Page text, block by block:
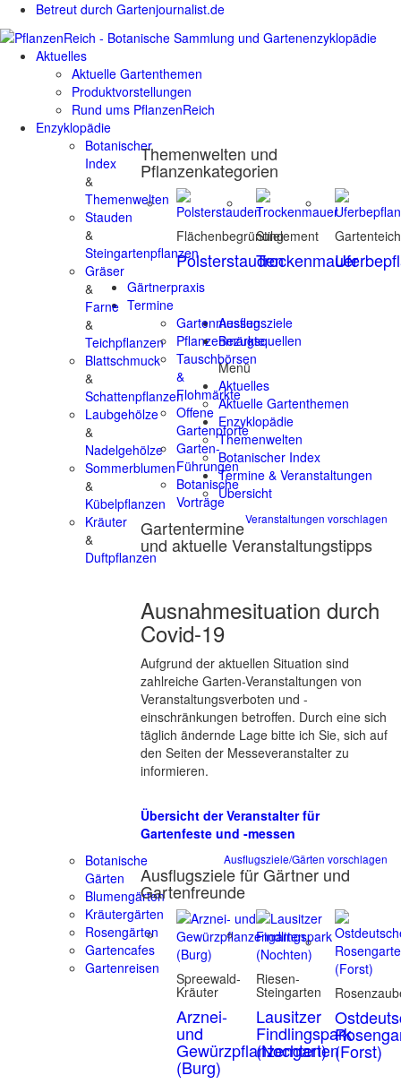
Betreut durch Gartenjournalist.de
Aktuelles
Aktuelle Gartenthemen
Produktvorstellungen
Rund ums PflanzenReich
Enzyklopädie
Botanischer
Index
&
Themenwelten
Stauden
&
Steingartenpflanzen
Gräser
&
Farne
&
Teichpflanzen
Blattschmuck
&
Schattenpflanzen
Laubgehölze
&
Nadelgehölze
Sommerblumen
&
Kübelpflanzen
Kräuter
&
Duftpflanzen
Themenwelten und
Pflanzenkategorien
Flächenbegrünung
Polsterstauden
Stilelement
Trockenmauer
Gartenteich
Gärtnerpraxis
Termine
Gartenmessen
Pflanzenmärkte
Tauschbörsen
&
Flohmärkte
Offene
Gartenpforte
Garten-
Führungen
Botanische
Vorträge
Veranstaltungen vorschlagen
Gartentermine
und aktuelle Veranstaltungstipps
Ausnahmesituation durch
Covid-19
Aufgrund der aktuellen Situation sind
zahlreiche Garten-Veranstaltungen von
Veranstaltungsverboten und -
einschränkungen betroffen. Durch eine sich
täglich ändernde Lage bitte ich Sie, sich auf
den Seiten der Messeveranstalter zu
informieren.
Übersicht der Veranstalter für
Gartenfeste und -messen
Ausflugsziele
Botanische
Gärten
Blumengärten
Kräutergärten
Rosengärten
Gartencafes
Gartenreisen
Ausflugsziele/Gärten vorschlagen
Ausflugsziele für Gärtner und
Gartenfreunde
Spreewald-
Kräuter
Arznei-
und
Gewürzpflanzengarten
(Burg)
Riesen-
Steingarten
Lausitzer
Findlingspark
(Nochten) (Forst)
Bezugsquellen
Menü
Aktuelles
Aktuelle Gartenthemen
Enzyklopädie
Themenwelten
Botanischer Index
Termine & Veranstaltungen
Übersicht